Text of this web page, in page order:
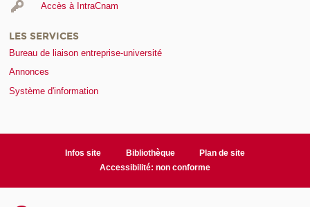
Accès à IntraCnam
LES SERVICES
Bureau de liaison entreprise-université
Annonces
Système d'information
Infos site Bibliothèque
Plan de site
Accessibilité: non conforme